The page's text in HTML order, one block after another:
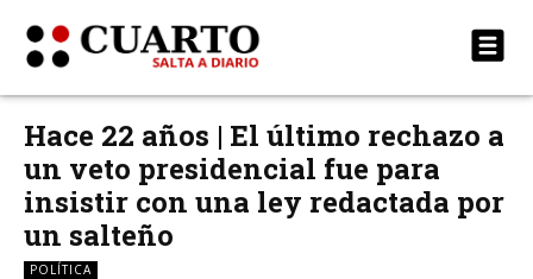
Hace 22 años | El último rechazo a
un veto presidencial fue para
insistir con una ley redactada por
un salteño
POLÍTICA